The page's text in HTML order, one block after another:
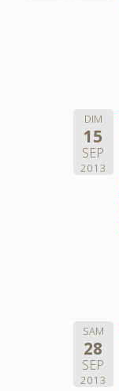
DIM
15
SEP
2013
SAM
28
SEP
2013